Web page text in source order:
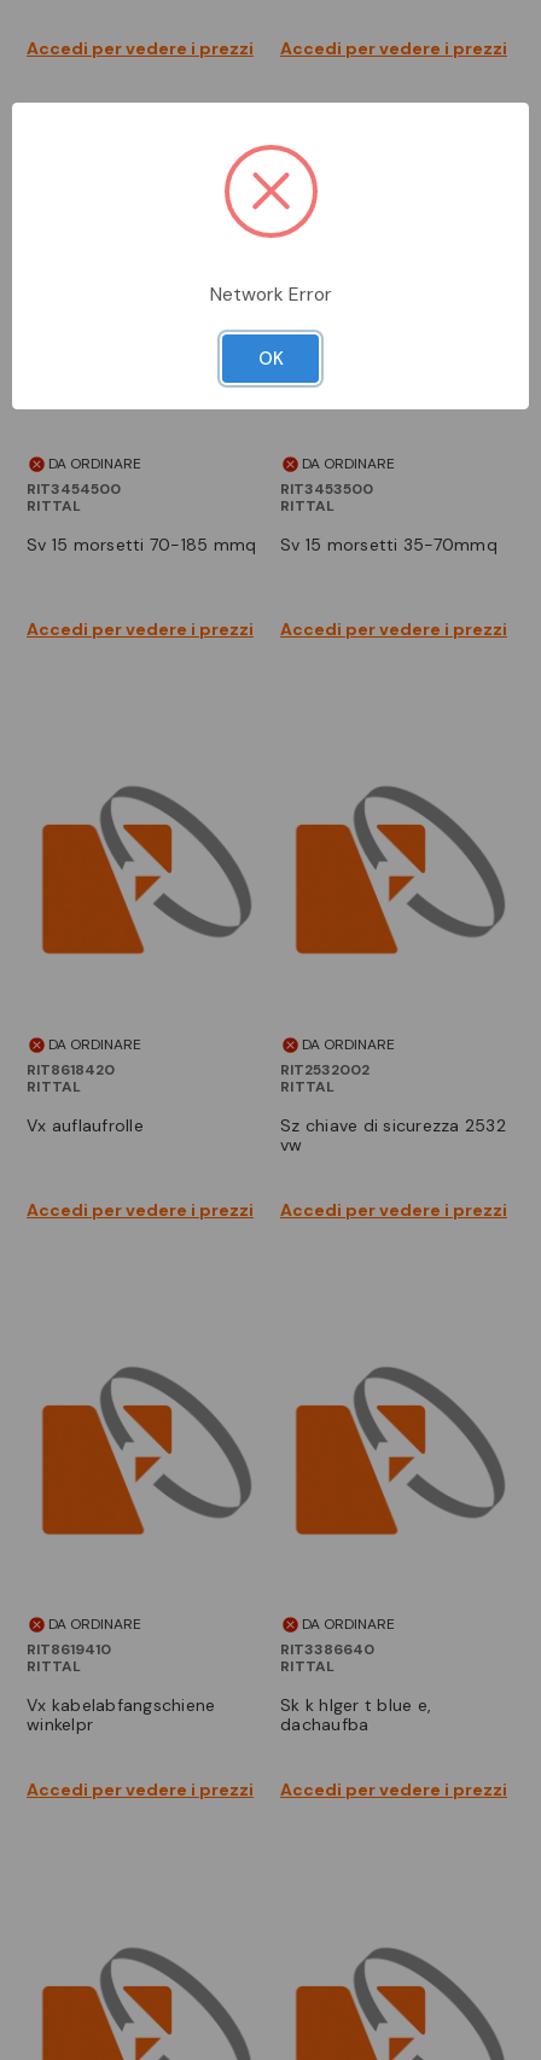
Accedi per vedere i prezzi Accedi per vedere i prezzi
DA ORDINARE
RIT3454500
RITTAL
sv 15 morsetti 70-185 mmq
Accedi per vedere i prezzi
DA ORDINARE
RIT3453500
RITTAL
sv 15 morsetti 35-70mmq
Accedi per vedere i prezzi
DA ORDINARE
RIT8618420
RITTAL
vx auflaufrolle
Accedi per vedere i prezzi
DA ORDINARE
RIT2532002
RITTAL
sz chiave di sicurezza 2532
vw
Accedi per vedere i prezzi
DA ORDINARE
RIT8619410
RITTAL
vx kabelabfangschiene
winkelpr
Accedi per vedere i prezzi
DA ORDINARE
RIT3386640
RITTAL
sk k hlger t blue e,
dachaufba
Accedi per vedere i prezzi
Network Error
OK